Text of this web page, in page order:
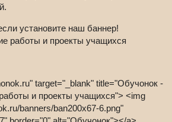
установите наш баннер!
target="_blank" title="Обучонок -
и проекты учащихся"> <img
banners/ban200x67-6.png"